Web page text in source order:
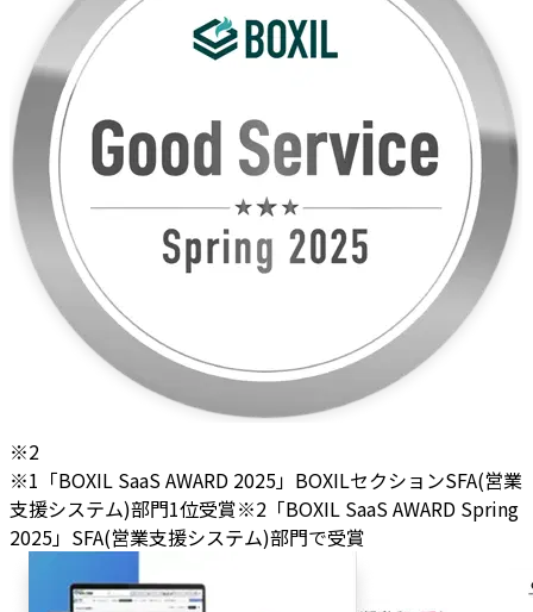
※2
※1「BOXIL SaaS AWARD 2025」BOXILセクションSFA(営業
支援システム)部門1位受賞※2「BOXIL SaaS AWARD Spring
2025」SFA(営業支援システム)部門で受賞